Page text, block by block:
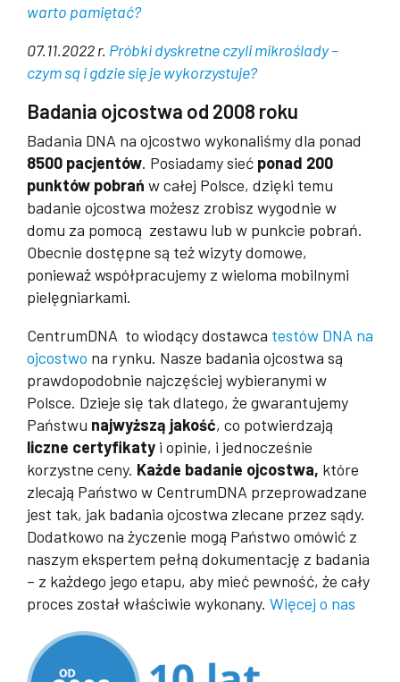
warto pamiętać?
07.11.2022 r. Próbki dyskretne czyli mikroślady –
czym są i gdzie się je wykorzystuje?
Badania ojcostwa od 2008 roku
Badania DNA na ojcostwo wykonaliśmy dla ponad
8500 pacjentów. Posiadamy sieć ponad 200
punktów pobrań w całej Polsce, dzięki temu
badanie ojcostwa możesz zrobisz wygodnie w
domu za pomocą zestawu lub w punkcie pobrań.
Obecnie dostępne są też wizyty domowe,
ponieważ współpracujemy z wieloma mobilnymi
pielęgniarkami.
CentrumDNA to wiodący dostawca testów DNA na
ojcostwo na rynku. Nasze badania ojcostwa są
prawdopodobnie najczęściej wybieranymi w
Polsce. Dzieje się tak dlatego, że gwarantujemy
Państwu najwyższą jakość, co potwierdzają
liczne certyfikaty i opinie, i jednocześnie
korzystne ceny. Każde badanie ojcostwa, które
zlecają Państwo w CentrumDNA przeprowadzane
jest tak, jak badania ojcostwa zlecane przez sądy.
Dodatkowo na życzenie mogą Państwo omówić z
naszym ekspertem pełną dokumentację z badania
– z każdego jego etapu, aby mieć pewność, że cały
proces został właściwie wykonany. Więcej o nas